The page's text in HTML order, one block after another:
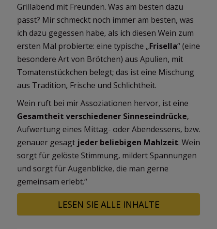
Grillabend mit Freunden. Was am besten dazu
passt? Mir schmeckt noch immer am besten, was
ich dazu gegessen habe, als ich diesen Wein zum
ersten Mal probierte: eine typische „Frisella“ (eine
besondere Art von Brötchen) aus Apulien, mit
Tomatenstückchen belegt; das ist eine Mischung
aus Tradition, Frische und Schlichtheit.
Wein ruft bei mir Assoziationen hervor, ist eine
Gesamtheit verschiedener Sinneseindrücke,
Aufwertung eines Mittag- oder Abendessens, bzw.
genauer gesagt jeder beliebigen Mahlzeit. Wein
sorgt für gelöste Stimmung, mildert Spannungen
und sorgt für Augenblicke, die man gerne
gemeinsam erlebt.“
LESEN SIE ALLE INHALTE